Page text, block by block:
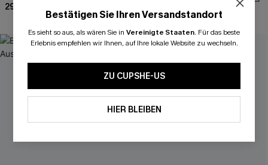
29,00 €
Schnürung
Bestätigen Sie Ihren Versandstandort
Es sieht so aus, als wären Sie in Vereinigte Staaten. Für das beste
Erlebnis empfehlen wir Ihnen, auf Ihre lokale Website zu wechseln.
ZU CUPSHE-US
HIER BLEIBEN